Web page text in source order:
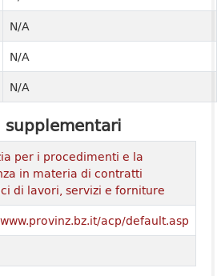
N/A
N/A
N/A
per i procedimenti e la
in materia di contratti
di lavori, servizi e forniture
acp/default.asp